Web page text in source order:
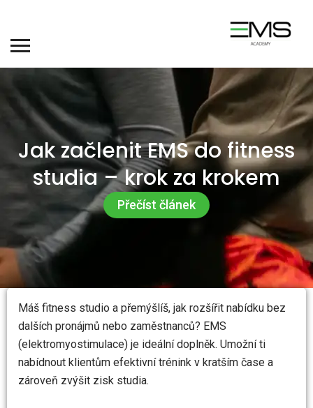
Jak začlenit EMS do fitness
studia – krok za krokem
Přečíst článek
Máš fitness studio a přemýšlíš, jak rozšířit nabídku bez
dalších pronájmů nebo zaměstnanců? EMS
(elektromyostimulace) je ideální doplněk. Umožní ti
nabídnout klientům efektivní trénink v kratším čase a
zároveň zvýšit zisk studia.